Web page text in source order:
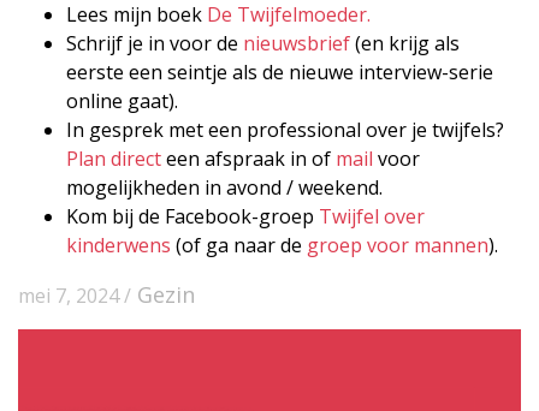
Lees mijn boek De Twijfelmoeder.
Schrijf je in voor de nieuwsbrief(en krijg als
eerste een seintje als de nieuwe interview-serie
online gaat).
In gesprek met een professional over je twijfels?
Plan directeen afspraak in of mail voor
mogelijkheden in avond / weekend.
Kom bij de Facebook-groep Twijfel over
kinderwens (of ga naar de groep voor mannen).
mei 7, 2024 / Gezin